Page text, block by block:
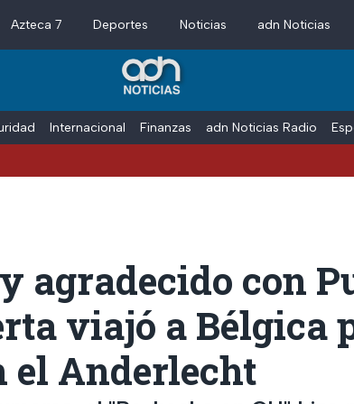
Azteca 7 Deportes Noticias adn Noticias
Internacional Finanzas adn Noticias Radio
agradecido con
viajó a Bélgica
el Anderlecht